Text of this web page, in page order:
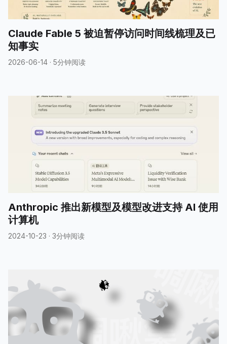
Claude Fable 5 被迫暂停访问时间线梳理及已
知事实
2026-06-14 · 5分钟阅读
Anthropic 推出新模型及模型改进支持 AI 使用
计算机
2024-10-23 · 3分钟阅读